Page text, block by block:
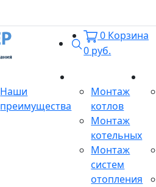
Поиск
0 Корзина
0 руб.
Наши
преимущества
Монтаж
котлов
Монтаж
котельных
Монтаж
систем
отопления